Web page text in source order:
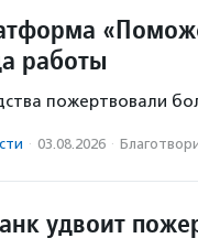
работы
пожертвовали
· 03.08.2026 ·
удвоит